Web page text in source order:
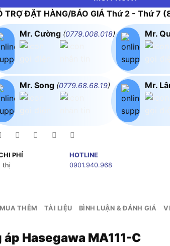
TRỢ ĐẶT HÀNG/BÁO GIÁ Thứ 2 - Thứ 7
Mr. Cường (0779.008.018)
Mr. Song (0779.68.68.19)
Mr.
Mr.
PHÍ
thị
HOTLINE
0901.940.968
THÊM TÀI LIỆU BÌNH LUẬN & ĐÁNH GIÁ
Hasegawa MA111-C